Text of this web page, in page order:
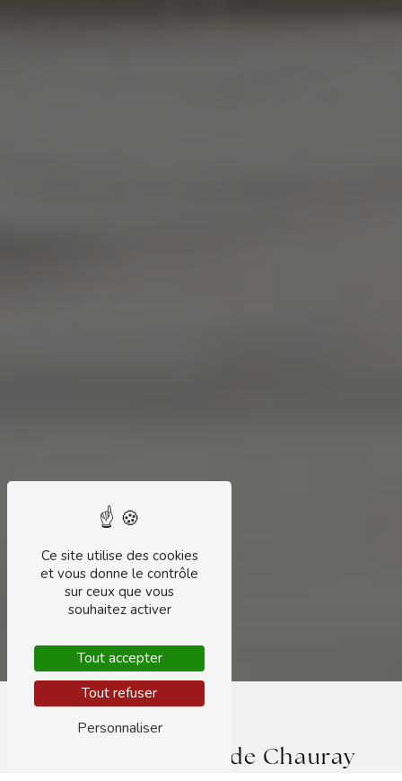
Hydrafacial près de Chauray
Ce site utilise des cookies
et vous donne le contrôle
sur ceux que vous
souhaitez activer
Tout accepter
Tout refuser
Personnaliser